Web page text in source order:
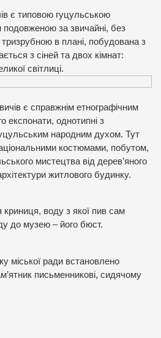
є типовою гуцульською
за звичайні, без
в плані, побудована з
з сіней та двох кімнат:
світлиці.
є справжнім етнографічним
експонати, однотипні з
народним духом. Тут
костюмами, побутом,
мистецтва від дерев’яного
житлового будинку.
воду з якої пив сам
до музею – його бюст.
міської ради встановлено
письменникові, сидячому